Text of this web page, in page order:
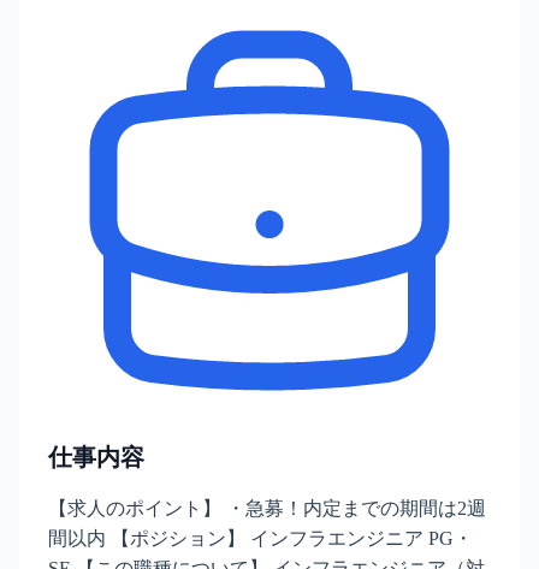
仕事内容
【求人のポイント】 ・急募！内定までの期間は2週
間以内 【ポジション】 インフラエンジニア PG・